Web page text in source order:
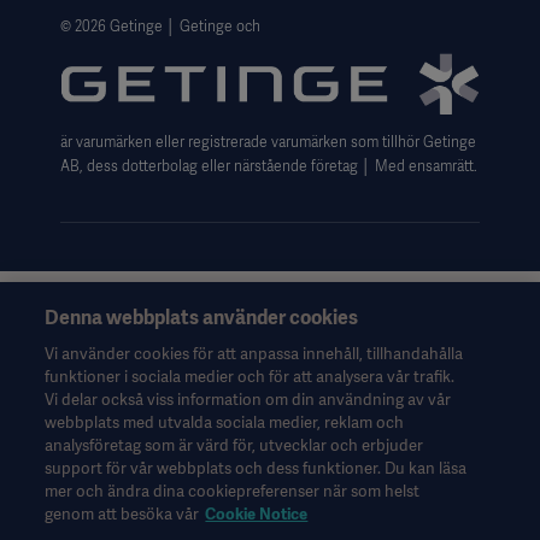
Website use disclaimer
© 2026 Getinge │ Getinge och
är varumärken eller registrerade varumärken som tillhör Getinge
AB, dess dotterbolag eller närstående företag │ Med ensamrätt.
Denna information riktar sig uteslutande till hälso- och
sjukvårdspersonal eller andra professionella yrkesgrupper och
ges endast i informationssyfte. Informationen är inte
uttömmande och ska därför inte användas som ersättning för
bruksanvisningen, servicemanualen eller medicinsk rådgivning.
Getinge ansvarar inte för eventuella åtgärder eller försummelser
från någon part baserat på detta material. Detta sker uteslutet på
användarens egen risk.
Eventuella behandlingar, lösningar eller produkter som nämns
Denna webbplats använder cookies
Vi använder cookies för att anpassa innehåll, tillhandahålla
funktioner i sociala medier och för att analysera vår trafik.
Vi delar också viss information om din användning av vår
webbplats med utvalda sociala medier, reklam och
analysföretag som är värd för, utvecklar och erbjuder
support för vår webbplats och dess funktioner. Du kan läsa
mer och ändra dina cookiepreferenser när som helst
genom att besöka vår Cookie Notice